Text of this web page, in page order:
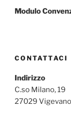
successivo
Modulo
CONTATTACI
Indirizzo
C.so Milano, 19
27029